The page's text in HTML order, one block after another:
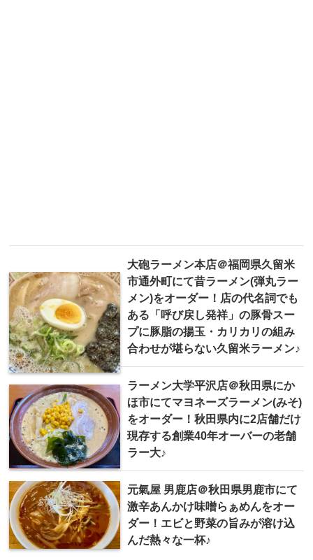
大砲ラーメン本店＠福岡県久留米
市通外町にて昔ラーメン(弾丸ラー
メン)をオーダー！店の代名詞でも
ある「呼び戻し発祥」の豚骨スー
プに豚脂の揚玉・カリカリの組み
合わせが堪らない久留米ラーメン♪
ラーメン大学平沢店＠秋田県にか
ほ市にてマヨネーズラーメン(みそ)
をオーダー！秋田県内に2店舗だけ
現存する創業40年オーバーの老舗
ラー大♪
元氣屋 男鹿店＠秋田県男鹿市にて
激辛あんかけ味噌らぁめんをオー
ダー！エビと野菜の旨みが溶け込
んだ熱々な一杯♪